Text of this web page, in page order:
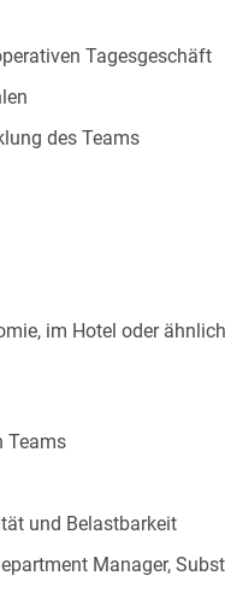
Tagesgeschäft
des Teams
im Hotel oder
Teams
und Belastbarkeit
Manager,